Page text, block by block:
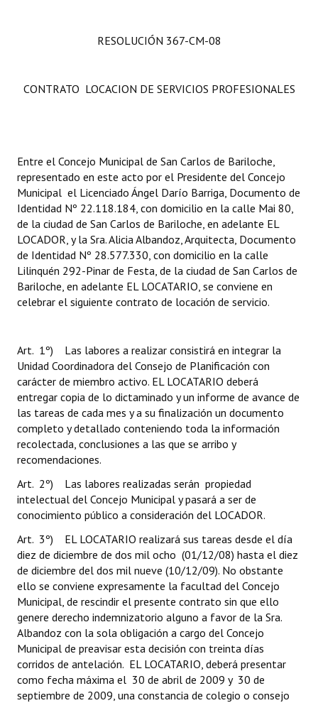
RESOLUCIÓN 367-CM-08
CONTRATO LOCACION DE SERVICIOS PROFESIONALES
Entre el Concejo Municipal de San Carlos de Bariloche,
representado en este acto por el Presidente del Concejo
Municipal el Licenciado Ángel Darío Barriga, Documento de
Identidad Nº 22.118.184, con domicilio en la calle Mai 80,
de la ciudad de San Carlos de Bariloche, en adelante EL
LOCADOR, y la Sra. Alicia Albandoz, Arquitecta, Documento
de Identidad Nº 28.577.330, con domicilio en la calle
Lilinquén 292-Pinar de Festa, de la ciudad de San Carlos de
Bariloche, en adelante EL LOCATARIO, se conviene en
celebrar el siguiente contrato de locación de servicio.
Art. 1º) Las labores a realizar consistirá en integrar la
Unidad Coordinadora del Consejo de Planificación con
carácter de miembro activo. EL LOCATARIO deberá
entregar copia de lo dictaminado y un informe de avance de
las tareas de cada mes y a su finalización un documento
completo y detallado conteniendo toda la información
recolectada, conclusiones a las que se arribo y
recomendaciones.
Art. 2º) Las labores realizadas serán propiedad
intelectual del Concejo Municipal y pasará a ser de
conocimiento público a consideración del LOCADOR.
Art. 3º) EL LOCATARIO realizará sus tareas desde el día
diez de diciembre de dos mil ocho (01/12/08) hasta el diez
de diciembre del dos mil nueve (10/12/09). No obstante
ello se conviene expresamente la facultad del Concejo
Municipal, de rescindir el presente contrato sin que ello
genere derecho indemnizatorio alguno a favor de la Sra.
Albandoz con la sola obligación a cargo del Concejo
Municipal de preavisar esta decisión con treinta días
corridos de antelación. EL LOCATARIO, deberá presentar
como fecha máxima el 30 de abril de 2009 y 30 de
septiembre de 2009, una constancia de colegio o consejo